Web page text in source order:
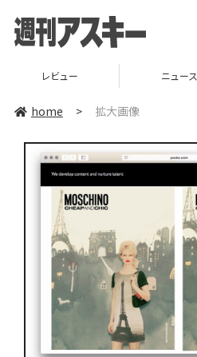
レビュー ニュース
home > 拡大画像